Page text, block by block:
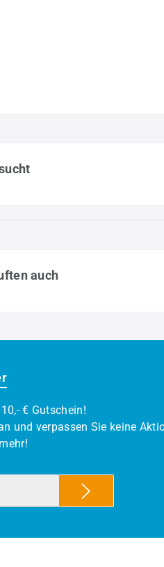
auch
€ Gutschein!
und verpassen Sie keine